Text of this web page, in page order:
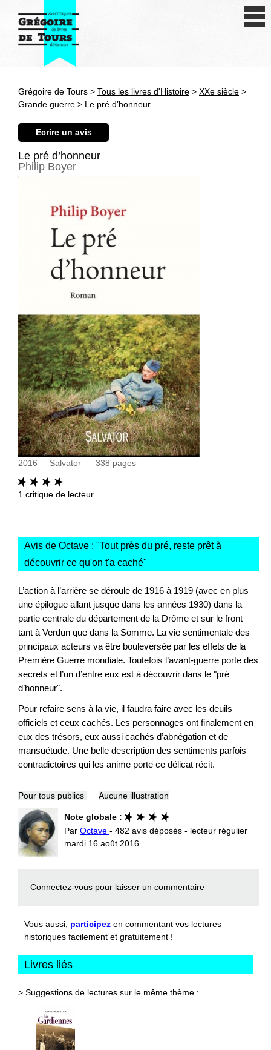
Antiquité
Autres civilisations
Grégoire de Tours > Tous les livres d'Histoire > XXe siècle >
Grande guerre > Le pré d’honneur
Ecrire un avis
Le pré d’honneur
Philip Boyer
2016 Salvator 338 pages
1 critique de lecteur
Avis de Octave : "Tout près du pré, reste prêt à
découvrir ce qu'on t'a caché"
L’action à l’arrière se déroule de 1916 à 1919 (avec en plus
une épilogue allant jusque dans les années 1930) dans la
partie centrale du département de la Drôme et sur le front
tant à Verdun que dans la Somme. La vie sentimentale des
principaux acteurs va être bouleversée par les effets de la
Première Guerre mondiale. Toutefois l’avant-guerre porte des
secrets et l’un d’entre eux est à découvrir dans le "pré
d’honneur".
Pour refaire sens à la vie, il faudra faire avec les deuils
officiels et ceux cachés. Les personnages ont finalement en
eux des trésors, eux aussi cachés d’abnégation et de
mansuétude. Une belle description des sentiments parfois
contradictoires qui les anime porte ce délicat récit.
Pour tous publics Aucune illustration
Note globale :
Par Octave - 482 avis déposés - lecteur régulier
mardi 16 août 2016
Connectez-vous pour laisser un commentaire
Vous aussi, participez en commentant vos lectures
historiques facilement et gratuitement !
Livres liés
> Suggestions de lectures sur le même thème :